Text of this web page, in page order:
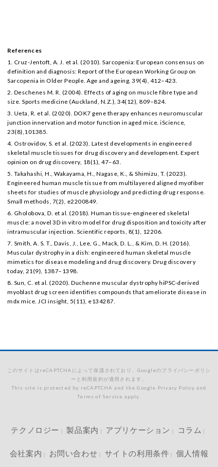
References
1. Cruz-Jentoft, A. J. et al. (2010). Sarcopenia: European consensus on
definition and diagnosis: Report of the European Working Group on
Sarcopenia in Older People. Age and ageing, 39(4), 412–423.
2. Deschenes M. R. (2004). Effects of aging on muscle fibre type and
size. Sports medicine (Auckland, N.Z.), 34(12), 809–824.
3. Ueta, R. et al. (2020). DOK7 gene therapy enhances neuromuscular
junction innervation and motor function in aged mice. iScience,
23(8),101385.
4. Ostrovidov, S. et al. (2023). Latest developments in engineered
skeletal muscle tissues for drug discovery and development. Expert
opinion on drug discovery, 18(1), 47–63.
5. Takahashi, H., Wakayama, H., Nagase, K., & Shimizu, T. (2023).
Engineered human muscle tissue from multilayered aligned myofiber
sheets for studies of muscle physiology and predicting drug response.
Small methods, 7(2), e2200849.
6. Gholobova, D. et al. (2018). Human tissue-engineered skeletal
muscle: a novel 3D in vitro model for drug disposition and toxicity after
intramuscular injection. Scientific reports, 8(1), 12206.
7. Smith, A. S. T., Davis, J., Lee, G., Mack, D. L., & Kim, D. H. (2016).
Muscular dystrophy in a dish: engineered human skeletal muscle
mimetics for disease modeling and drug discovery. Drug discovery
today, 21(9), 1387–1398.
8. Sun, C. et al. (2020). Duchenne muscular dystrophy hiPSC-derived
myoblast drug screen identifies compounds that ameliorate disease in
mdx mice. JCI insight, 5(11), e134287.
このサイトはreCAPTCHAによって保護されており、Googleのプライバシーポリシ
ーと利用規約が適用されます。
This site is protected by reCAPTCHA and the Google Privacy Policy and
Terms of Service apply.
テクノロジー ｜製品案内 アプリケーション コラム
会社案内 お問い合わせ サイトの利用条件 個人情報